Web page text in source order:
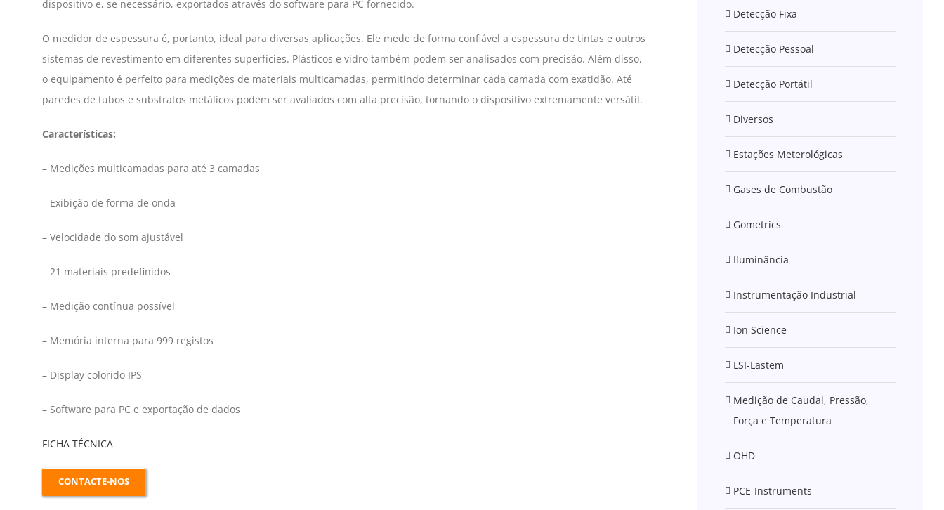
dispositivo e, se necessário, exportados através do software para PC fornecido.
O medidor de espessura é, portanto, ideal para diversas aplicações. Ele mede de forma confiável a espessura de tintas e outros
sistemas de revestimento em diferentes superfícies. Plásticos e vidro também podem ser analisados com precisão. Além disso,
o equipamento é perfeito para medições de materiais multicamadas, permitindo determinar cada camada com exatidão. Até
paredes de tubos e substratos metálicos podem ser avaliados com alta precisão, tornando o dispositivo extremamente versátil.
Características:
– Medições multicamadas para até 3 camadas
– Exibição de forma de onda
– Velocidade do som ajustável
– 21 materiais predefinidos
– Medição contínua possível
– Memória interna para 999 registos
– Display colorido IPS
– Software para PC e exportação de dados
FICHA TÉCNICA
CONTACTE-NOS
Detecção Fixa
Detecção Pessoal
Detecção Portátil
Diversos
Estações Meterológicas
Gases de Combustão
Gometrics
Iluminância
Instrumentação Industrial
Ion Science
LSI-Lastem
Medição de Caudal, Pressão,
Força e Temperatura
OHD
PCE-Instruments